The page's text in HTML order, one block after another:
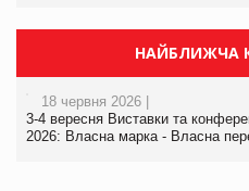
НАЙБЛИЖЧА
18 червня 2026 |
3-4 вересня Виставки та
2026: Власна марка - Власна